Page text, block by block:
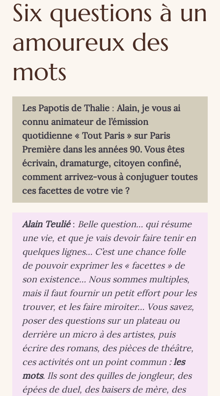
Six questions à un
amoureux des
mots
Les Papotis de Thalie : Alain, je vous ai
connu animateur de l’émission
quotidienne « Tout Paris » sur Paris
Première dans les années 90. Vous êtes
écrivain, dramaturge, citoyen confiné,
comment arrivez-vous à conjuguer toutes
ces facettes de votre vie ?
Alain Teulié: Belle question… qui résume
une vie, et que je vais devoir faire tenir en
quelques lignes… C’est une chance folle
de pouvoir exprimer les « facettes » de
son existence… Nous sommes multiples,
mais il faut fournir un petit effort pour les
trouver, et les faire miroiter… Vous savez,
poser des questions sur un plateau ou
derrière un micro à des artistes, puis
écrire des romans, des pièces de théâtre,
ces activités ont un point commun :les
mots. Ils sont des quilles de jongleur, des
épées de duel, des baisers de mère, des